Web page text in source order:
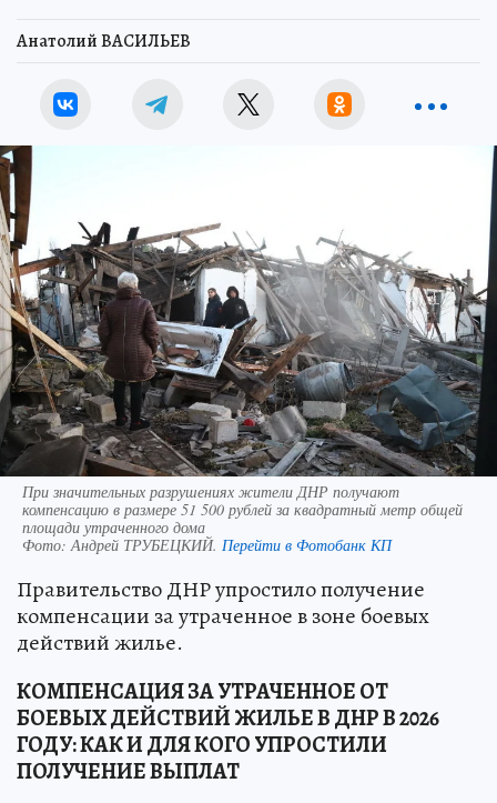
Анатолий ВАСИЛЬЕВ
При значительных разрушениях жители ДНР получают
компенсацию в размере 51 500 рублей за квадратный метр общей
площади утраченного дома
Фото: Андрей ТРУБЕЦКИЙ. Перейти в Фотобанк КП
Правительство ДНР упростило получение
компенсации за утраченное в зоне боевых
действий жилье.
КОМПЕНСАЦИЯ ЗА УТРАЧЕННОЕ ОТ
БОЕВЫХ ДЕЙСТВИЙ ЖИЛЬЕ В ДНР В 2026
ГОДУ: КАК И ДЛЯ КОГО УПРОСТИЛИ
ПОЛУЧЕНИЕ ВЫПЛАТ